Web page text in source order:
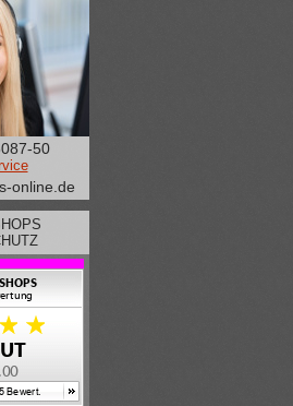
50
online.de